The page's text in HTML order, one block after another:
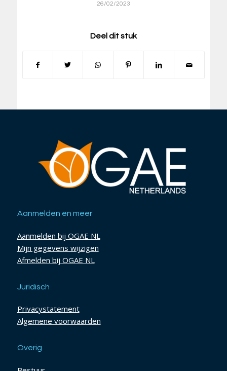
26/02/2023
Deel dit stuk
Aanmelden en meer
Aanmelden bij OGAE NL
Mijn gegevens wijzigen
Afmelden bij OGAE NL
Juridisch
Privacystatement
Algemene voorwaarden
Overig